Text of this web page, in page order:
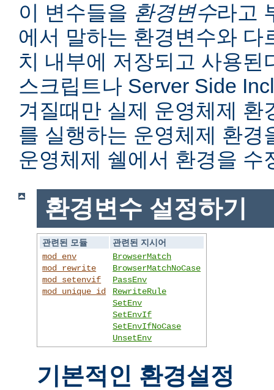
이 변수들을 환경변수라고
에서 말하는 환경변수와 다
치 내부에 저장되고 사용된
스크립트나 Server Side
겨질때만 실제 운영체제 환
를 실행하는 운영체제 환경
운영체제 쉘에서 환경을 수
환경변수 설정하기
관련된 모듈
관련된 지시어
mod_env
mod_rewrite
mod_setenvif
mod_unique_id
BrowserMatch
BrowserMatchNoCase
PassEnv
RewriteRule
SetEnv
SetEnvIf
SetEnvIfNoCase
UnsetEnv
기본적인 환경설정